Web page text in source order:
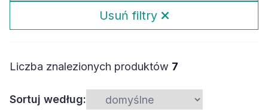
Usuń filtry
Liczba znalezionych produktów 7
Sortuj według: